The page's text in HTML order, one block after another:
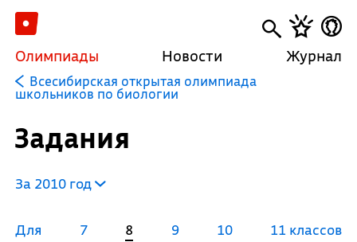
Олимпиады Новости Журнал
Всесибирская открытая олимпиада
школьников по биологии
Задания
За 2010 год
Для 7 8 9 10 11 классов